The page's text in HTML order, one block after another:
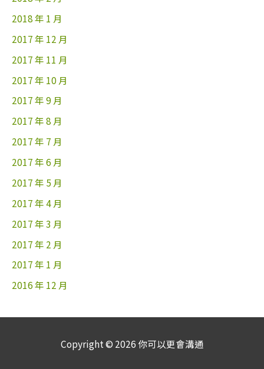
2018 年 1 月
2017 年 12 月
2017 年 11 月
2017 年 10 月
2017 年 9 月
2017 年 8 月
2017 年 7 月
2017 年 6 月
2017 年 5 月
2017 年 4 月
2017 年 3 月
2017 年 2 月
2017 年 1 月
2016 年 12 月
Copyright © 2026 你可以更會溝通